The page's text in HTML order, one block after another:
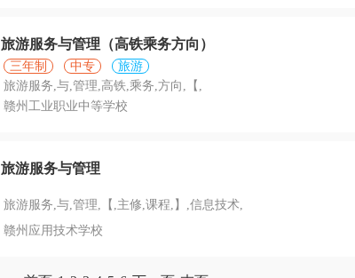
旅游服务与管理（高铁乘务方向）
三年制 中专
旅游
旅游服务,与,管理,高铁,乘务,方向,【,
赣州工业职业中等学校
旅游服务与管理
旅游服务,与,管理,【,主修,课程,】,信息技术,
赣州应用技术学校